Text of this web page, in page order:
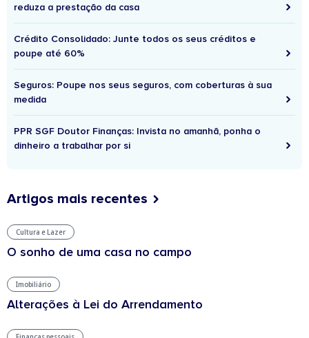
reduza a prestação da casa
Crédito Consolidado: Junte todos os seus créditos e
poupe até 60%
Seguros: Poupe nos seus seguros, com coberturas à sua
medida
PPR SGF Doutor Finanças: Invista no amanhã, ponha o
dinheiro a trabalhar por si
Artigos mais recentes
Cultura e Lazer
O sonho de uma casa no campo
Imobiliário
Alterações à Lei do Arrendamento